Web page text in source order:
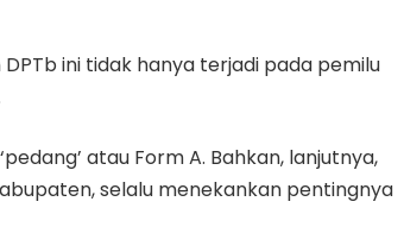
ini tidak hanya terjadi pada pemilu
atau Form A. Bahkan, lanjutnya,
selalu menekankan pentingnya